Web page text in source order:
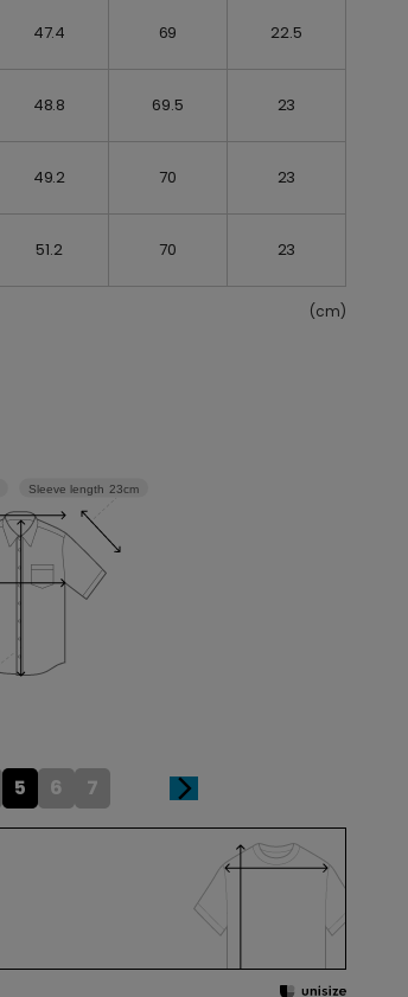
47.4 69 22.5
48.8 69.5 23
49.2 70 23
51.2 70 23
(cm)
Sleeve length 23cm
5 6 7